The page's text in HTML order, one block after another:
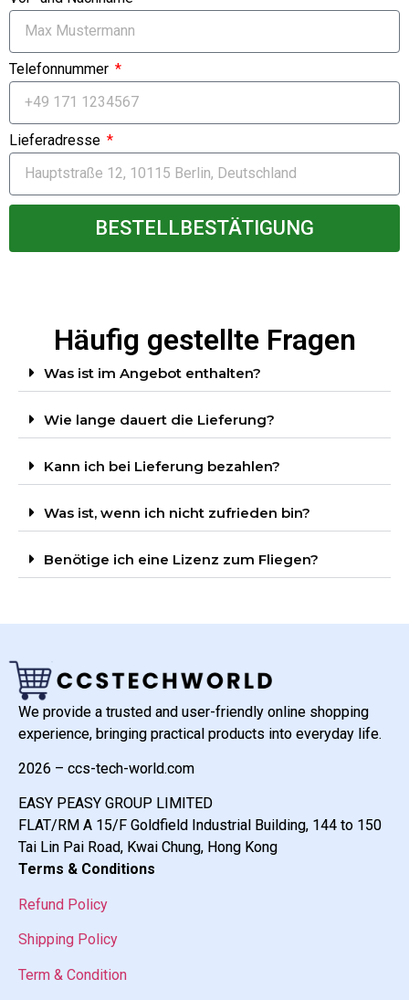
Telefonnummer
Lieferadresse
BESTELLBESTÄTIGUNG
Häufig gestellte Fragen
Was ist im Angebot enthalten?
Wie lange dauert die Lieferung?
Kann ich bei Lieferung bezahlen?
Was ist, wenn ich nicht zufrieden bin?
Benötige ich eine Lizenz zum Fliegen?
We provide a trusted and user-friendly online shopping
experience, bringing practical products into everyday life.
2026 – ccs-tech-world.com
EASY PEASY GROUP LIMITED
FLAT/RM A 15/F Goldfield Industrial Building, 144 to 150
Tai Lin Pai Road, Kwai Chung, Hong Kong
Terms & Conditions
Refund Policy
Shipping Policy
Term & Condition